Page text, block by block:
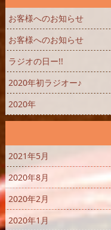
お客様へのお知らせ
お客様へのお知らせ
ラジオの日ー!!
2020年初ラジオー♪
2020年
2021年5月
2020年8月
2020年2月
2020年1月